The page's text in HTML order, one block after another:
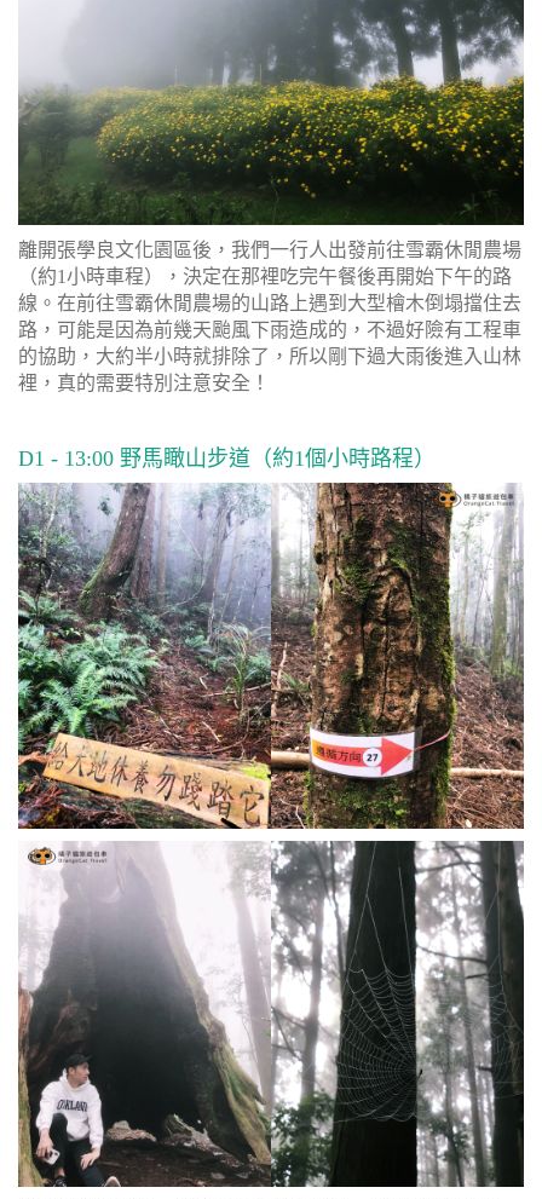
離開張學良文化園區後，我們一行人出發前往雪霸休閒農場
（約1小時車程），決定在那裡吃完午餐後再開始下午的路
線。在前往雪霸休閒農場的山路上遇到大型檜木倒塌擋住去
路，可能是因為前幾天颱風下雨造成的，不過好險有工程車
的協助，大約半小時就排除了，所以剛下過大雨後進入山林
裡，真的需要特別注意安全！
D1 - 13:00 野馬瞰山步道（約1個小時路程）